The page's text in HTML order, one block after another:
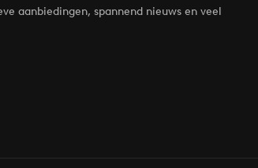
aanbiedingen, spannend nieuws en veel